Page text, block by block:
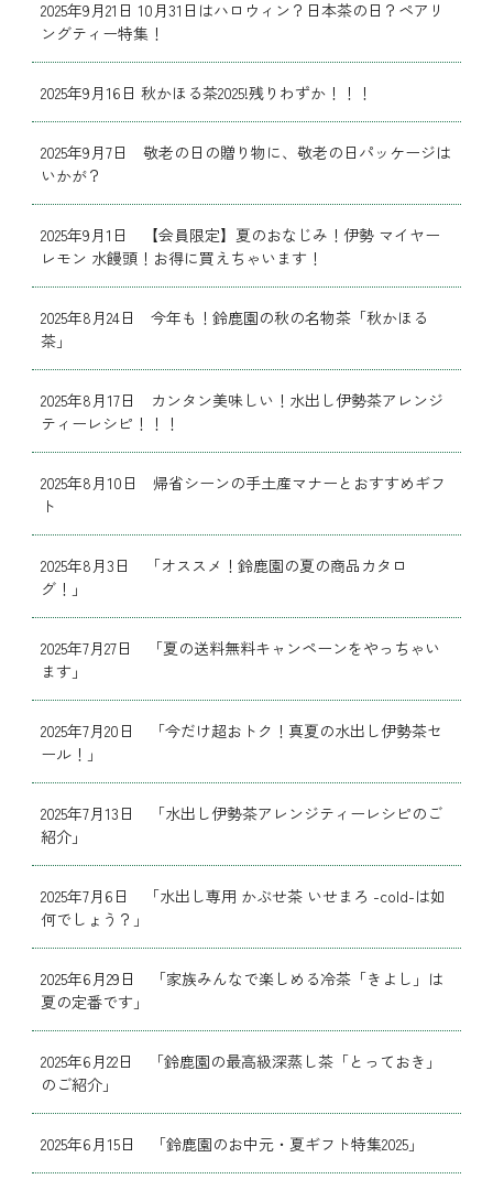
2025年9月21日 10月31日はハロウィン？日本茶の日？ペアリ
ングティー特集！
2025年9月16日 秋かほる茶2025!残りわずか！！！
2025年9月7日 敬老の日の贈り物に、敬老の日パッケージは
いかが？
2025年9月1日 【会員限定】夏のおなじみ！伊勢 マイヤー
レモン 水饅頭！お得に買えちゃいます！
2025年8月24日 今年も！鈴鹿園の秋の名物茶「秋かほる
茶」
2025年8月17日 カンタン美味しい！水出し伊勢茶アレンジ
ティーレシピ！！！
2025年8月10日 帰省シーンの手土産マナーとおすすめギフ
ト
2025年8月3日 「オススメ！鈴鹿園の夏の商品カタロ
グ！」
2025年7月27日 「夏の送料無料キャンペーンをやっちゃい
ます」
2025年7月20日 「今だけ超おトク！真夏の水出し伊勢茶セ
ール！」
2025年7月13日 「水出し伊勢茶アレンジティーレシピのご
紹介」
2025年7月6日 「水出し専用 かぶせ茶 いせまろ -cold-は如
何でしょう？」
2025年6月29日 「家族みんなで楽しめる冷茶「きよし」は
夏の定番です」
2025年6月22日 「鈴鹿園の最高級深蒸し茶「とっておき」
のご紹介」
2025年6月15日 「鈴鹿園のお中元・夏ギフト特集2025」